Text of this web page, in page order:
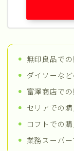
無印良品での
ダイソーな
富澤商店での
セリアでの購
ロフトでの購
業務スーパ